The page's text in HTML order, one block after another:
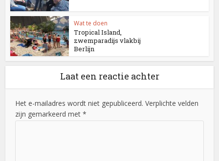
Wat te doen
Tropical Island,
zwemparadijs vlakbij
Berlijn
Laat een reactie achter
Het e-mailadres wordt niet gepubliceerd. Verplichte velden
zijn gemarkeerd met *